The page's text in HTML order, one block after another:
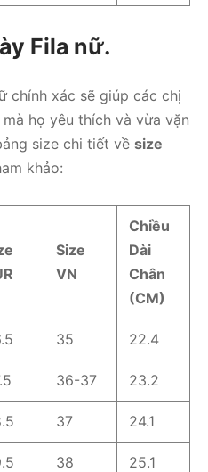
Fila nữ.
chính xác sẽ giúp các chị
họ yêu thích và vừa vặn
size chi tiết về size
khảo:
Size
VN
Chiều
Dài
Chân
(CM)
35 22.4
36-37 23.2
37 24.1
38 25.1